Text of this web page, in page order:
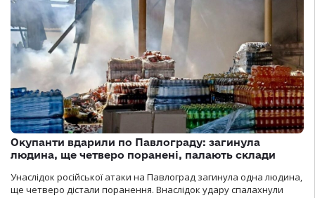
Окупанти вдарили по Павлограду: загинула
людина, ще четверо поранені, палають склади
Унаслідок російської атаки на Павлоград загинула одна людина,
ще четверо дістали поранення. Внаслідок удару спалахнули